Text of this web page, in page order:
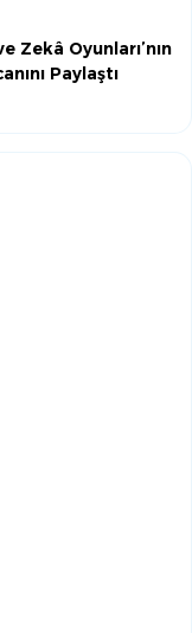
Zekâ Oyunları’nın
Paylaştı